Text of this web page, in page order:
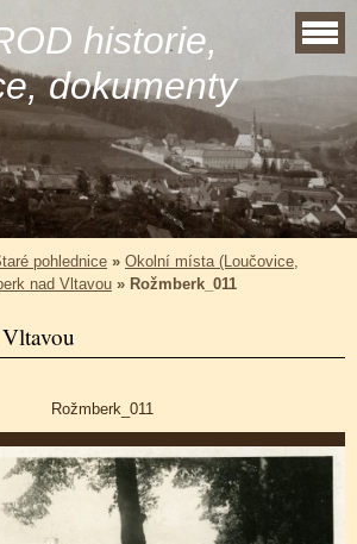
historie,
dokumenty
pohlednice » Okolní místa (Loučovice,
nad Vltavou » Rožmberk_011
Rožmberk_011